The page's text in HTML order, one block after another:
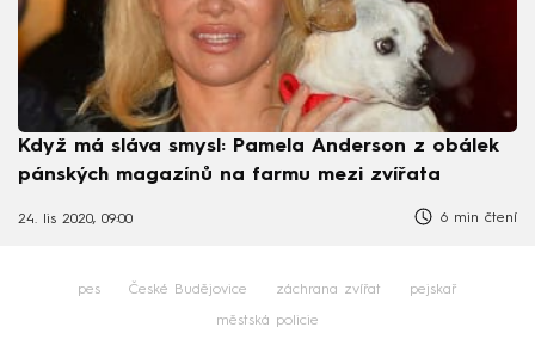
Když má sláva smysl: Pamela Anderson z obálek
pánských magazínů na farmu mezi zvířata
24. lis 2020, 09:00 6 min čtení
pes České Budějovice záchrana zvířat pejskař
městská policie